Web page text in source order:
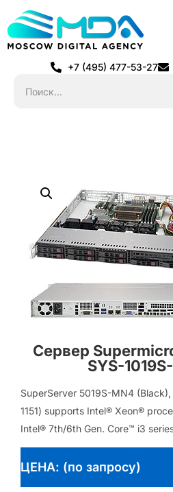
+7 (495) 477-53-27
Сервер
SYS-
SuperServer 5019S-MN4
1151) supports Intel® Xeon®
Intel® 7th/6th Gen. Core™ i3
ЦЕНА: (по запросу)